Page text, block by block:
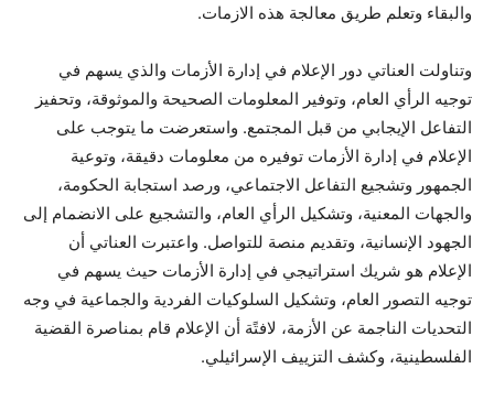
والبقاء وتعلم طريق معالجة هذه الازمات.
وتناولت العناتي دور الإعلام في إدارة الأزمات والذي يسهم في
توجيه الرأي العام، وتوفير المعلومات الصحيحة والموثوقة، وتحفيز
التفاعل الإيجابي من قبل المجتمع. واستعرضت ما يتوجب على
الإعلام في إدارة الأزمات توفيره من معلومات دقيقة، وتوعية
الجمهور وتشجيع التفاعل الاجتماعي، ورصد استجابة الحكومة،
والجهات المعنية، وتشكيل الرأي العام، والتشجيع على الانضمام إلى
الجهود الإنسانية، وتقديم منصة للتواصل. واعتبرت العناتي أن
الإعلام هو شريك استراتيجي في إدارة الأزمات حيث يسهم في
توجيه التصور العام، وتشكيل السلوكيات الفردية والجماعية في وجه
التحديات الناجمة عن الأزمة، لافتًة أن الإعلام قام بمناصرة القضية
الفلسطينية، وكشف التزييف الإسرائيلي.